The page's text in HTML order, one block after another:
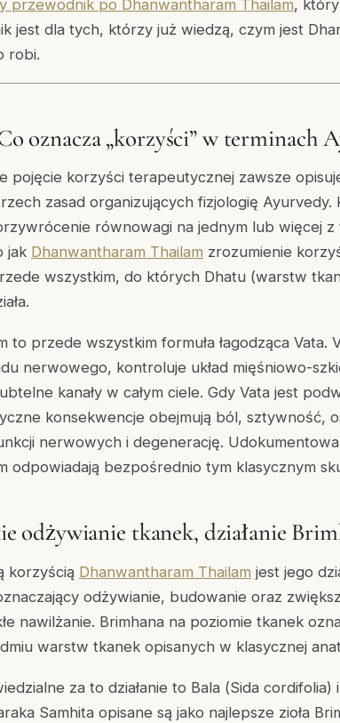
przewodnik po Dhanwantharam Thailam,
jest dla tych, którzy już wiedzą, czym jest
robi.
oznacza „korzyści” w terminach
pojęcie korzyści terapeutycznej zawsze
zasad organizujących fizjologię
równowagi na jednym lub więcej z
jak Dhanwantharam Thailam zrozumienie
wszystkim, do których Dhatu (warstw
to przede wszystkim formuła łagodząca Vata.
nerwowego, kontroluje układ mięśniowo-
kanały w całym ciele. Gdy Vata jest
konsekwencje obejmują ból, sztywność,
nerwowych i degenerację.
odpowiadają bezpośrednio tym klasycznym
odżywianie tkanek, działanie
korzyścią Dhanwantharam Thailam jest jego
odżywianie, budowanie oraz
nawilżanie. Brimhana na poziomie tkanek
warstw tkanek opisanych w klasycznej
za to działanie to Bala (Sida cordifolia)
Samhita opisane są jako najlepsze zioła